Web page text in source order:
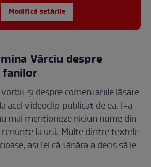
Modifică setările
Vârciu despre
vorbit și despre comentariile lăsate
acel videoclip publicat de ea. I-a
mai menționeze niciun nume din
la ură. Multe dintre textele
astfel că tânăra a decis să le